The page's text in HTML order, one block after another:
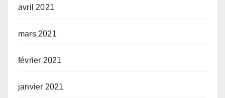
avril 2021
mars 2021
février 2021
janvier 2021